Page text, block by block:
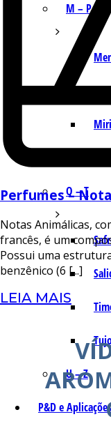
M – P
Q – T
U – Z
P&D e Aplicações
Perfumes –
Notas Animálicas,
francês, é um
Possui uma
benzênico (6 [...]
LEIA MAIS